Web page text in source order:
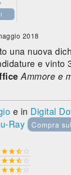
2018
una nuova
e vinto
Ammore e
e in Digital
Ray Compra
 
 
 